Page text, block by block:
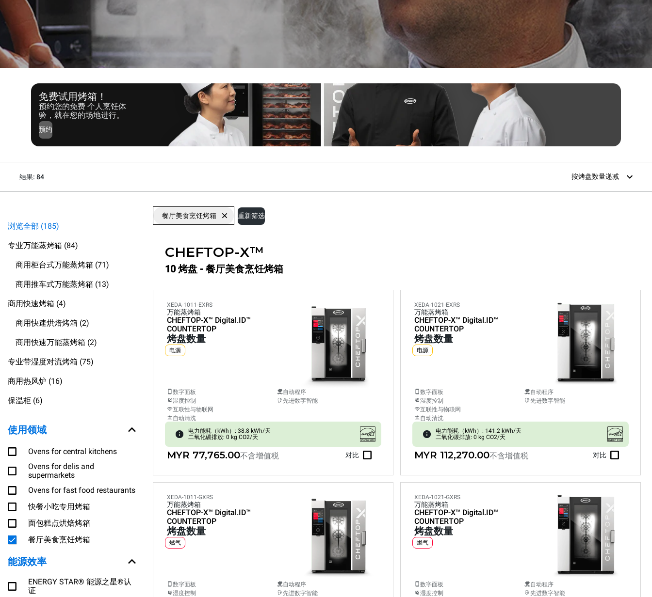
免费试用烤箱！
预约您的免费 个人烹饪体
验，就在您的场地进行。
预约
结果: 84 按烤盘数量递减
浏览全部 (185)
专业万能蒸烤箱 (84)
商用柜台式万能蒸烤箱 (71)
商用推车式万能蒸烤箱 (13)
商用快速烤箱 (4)
商用快速烘焙烤箱 (2)
商用快速万能蒸烤箱 (2)
专业带湿度对流烤箱 (75)
商用热风炉 (16)
保温柜 (6)
使用领域
Ovens for central kitchens
Ovens for delis and
supermarkets
Ovens for fast food restaurants
快餐小吃专用烤箱
面包糕点烘焙烤箱
餐厅美食烹饪烤箱
能源效率
ENERGY STAR® 能源之星®认
证
餐厅美食烹饪烤箱 重新筛选
CHEFTOP-X™
10 烤盘 - 餐厅美食烹饪烤箱
XEDA-1011-EXRS
万能蒸烤箱
CHEFTOP-X™ Digital.ID™
COUNTERTOP
烤盘数量
电源
数字面板
湿度控制
互联性与物联网
自动清洗
自动程序
先进数字智能
电力能耗（kWh）: 38.8 kWh/天
二氧化碳排放: 0 kg CO2/天
MYR 77,765.00不含增值税 对比
XEDA-1021-EXRS
万能蒸烤箱
CHEFTOP-X™ Digital.ID™
COUNTERTOP
烤盘数量
电源
数字面板
湿度控制
互联性与物联网
自动清洗
自动程序
先进数字智能
电力能耗（kWh）: 141.2 kWh/天
二氧化碳排放: 0 kg CO2/天
MYR 112,270.00不含增值税 对比
XEDA-1011-GXRS
万能蒸烤箱
CHEFTOP-X™ Digital.ID™
COUNTERTOP
烤盘数量
燃气
数字面板
湿度控制
自动程序
先进数字智能
XEDA-1021-GXRS
万能蒸烤箱
CHEFTOP-X™ Digital.ID™
COUNTERTOP
烤盘数量
燃气
数字面板
湿度控制
自动程序
先进数字智能